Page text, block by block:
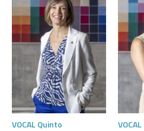
VOCAL Quinto